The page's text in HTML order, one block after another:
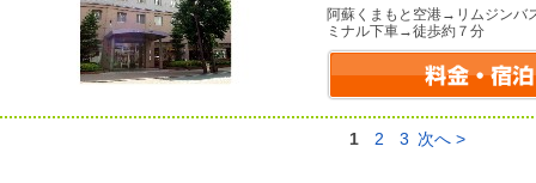
阿蘇くまもと空港→リムジンバ
ミナル下車→徒歩約７分
1 2 3 次へ >